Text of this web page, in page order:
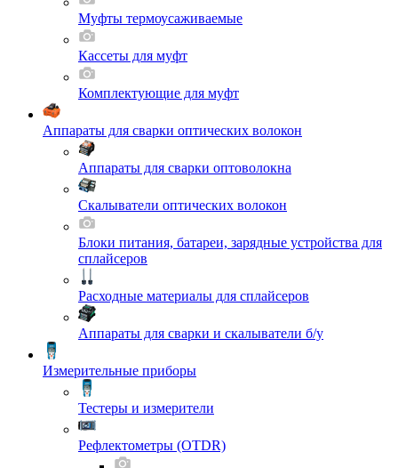
Муфты термоусаживаемые
Кассеты для муфт
Комплектующие для муфт
Аппараты для сварки оптических волокон
Аппараты для сварки оптоволокна
Скалыватели оптических волокон
Блоки питания, батареи, зарядные устройства для
сплайсеров
Расходные материалы для сплайсеров
Аппараты для сварки и скалыватели б/у
Измерительные приборы
Тестеры и измерители
Рефлектометры (OTDR)